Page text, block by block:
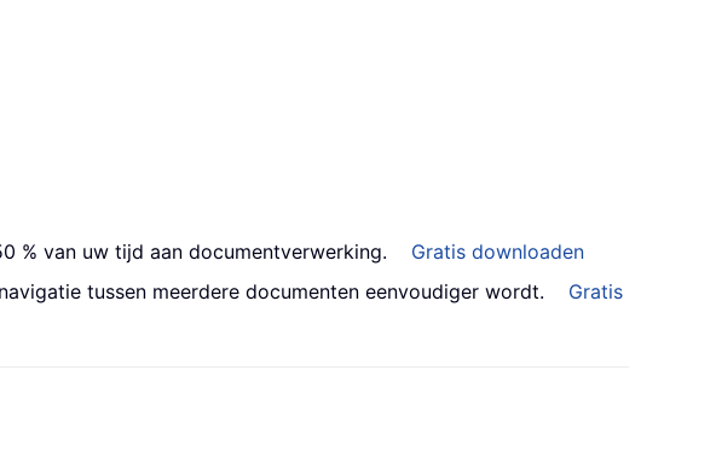
% van uw tijd aan documentverwerking.
Gratis downloaden
tussen meerdere documenten eenvoudiger wordt.
Gratis